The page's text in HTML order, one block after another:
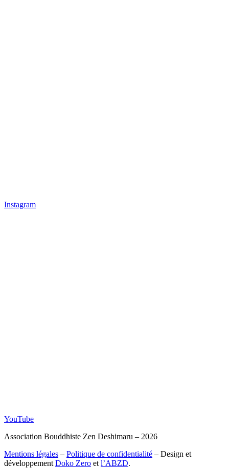
Instagram
YouTube
Association Bouddhiste Zen Deshimaru – 2026
Mentions légales – Politique de confidentialité – Design et
développement Doko Zero et l’ABZD.